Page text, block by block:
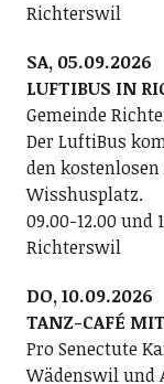
Richterswil
SA, 05.09.2026
LUFTIBUS IN
Gemeinde
Der LuftiBus
den
Wisshusplatz.
09.00-12.00 und
Richterswil
DO, 10.09.2026
TANZ-CAFÉ
Pro Senectute
Wädenswil und